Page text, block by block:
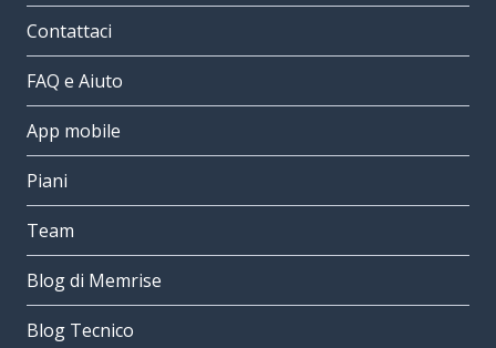
Contattaci
FAQ e Aiuto
App mobile
Piani
Team
Blog di Memrise
Blog Tecnico